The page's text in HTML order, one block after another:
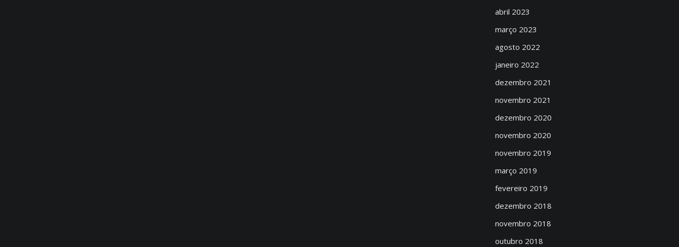
abril 2023
março 2023
agosto 2022
janeiro 2022
dezembro 2021
novembro 2021
dezembro 2020
novembro 2020
novembro 2019
março 2019
fevereiro 2019
dezembro 2018
novembro 2018
outubro 2018